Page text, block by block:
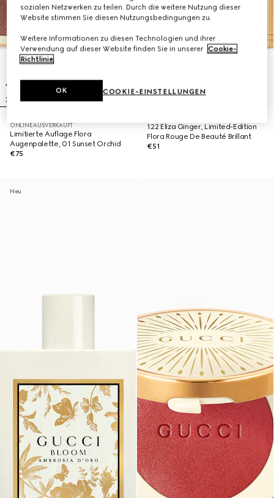
ONLINE AUSVERKAUFT
Limitierte Auflage Flora
Augenpalette, 01 Sunset Orchid
€75
122 Eliza Ginger, Limited-Edition
Flora Rouge De Beauté Brillant
€51
Neu
sozialen Netzwerken zu teilen. Durch die weitere Nutzung dieser
Website stimmen Sie diesen Nutzungsbedingungen zu.
Weitere Informationen zu diesen Technologien und ihrer
Verwendung auf dieser Website finden Sie in unserer Cookie-
Richtlinie.
COOKIE-EINSTELLUNGEN
OK